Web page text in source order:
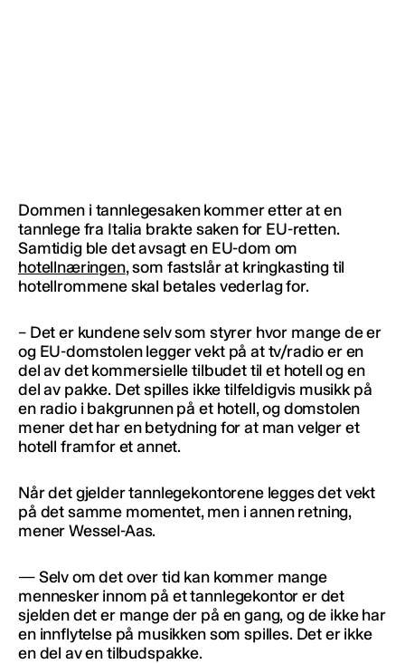
Dommen i tannlegesaken kommer etter at en
tannlege fra Italia brakte saken for EU-retten.
Samtidig ble det avsagt en EU-dom om
hotellnæringen, som fastslår at kringkasting til
hotellrommene skal betales vederlag for.
– Det er kundene selv som styrer hvor mange de er
og EU-domstolen legger vekt på at tv/radio er en
del av det kommersielle tilbudet til et hotell og en
del av pakke. Det spilles ikke tilfeldigvis musikk på
en radio i bakgrunnen på et hotell, og domstolen
mener det har en betydning for at man velger et
hotell framfor et annet.
Når det gjelder tannlegekontorene legges det vekt
på det samme momentet, men i annen retning,
mener Wessel-Aas.
— Selv om det over tid kan kommer mange
mennesker innom på et tannlegekontor er det
sjelden det er mange der på en gang, og de ikke har
en innflytelse på musikken som spilles. Det er ikke
en del av en tilbudspakke.